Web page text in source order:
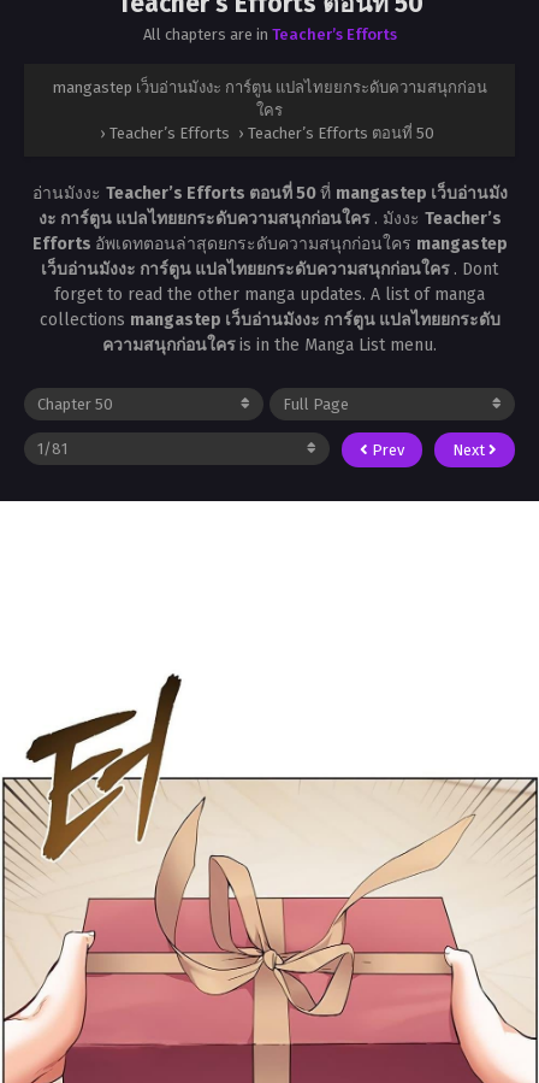
All chapters are in Teacher’s Efforts
mangastep เว็บอ่านมังงะ การ์ตูน แปลไทยยกระดับความสนุกก่อน
ใคร
› Teacher’s Efforts › Teacher’s Efforts ตอนที่ 50
อ่านมังงะ Teacher’s Efforts ตอนที่ 50ที่ mangastep เว็บอ่านมัง
งะ การ์ตูน แปลไทยยกระดับความสนุกก่อนใคร . มังงะ Teacher’s
Efforts อัพเดทตอนล่าสุดยกระดับความสนุกก่อนใคร mangastep
เว็บอ่านมังงะ การ์ตูน แปลไทยยกระดับความสนุกก่อนใคร . Dont
forget to read the other manga updates. A list of manga
collections mangastep เว็บอ่านมังงะ การ์ตูน แปลไทยยกระดับ
ความสนุกก่อนใครis in the Manga List menu.
Prev Next